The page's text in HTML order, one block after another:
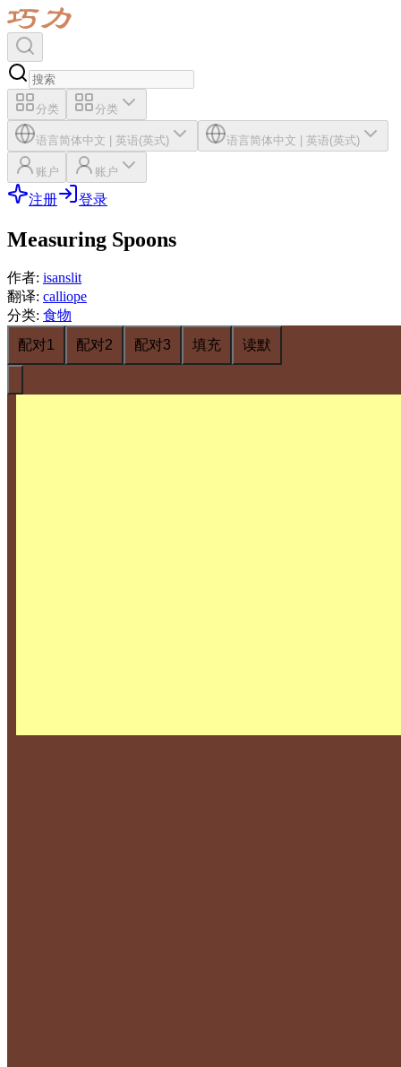
分类 分类
语言简体中文 | 英语(英式) 语言简体中文 | 英语(英式)
账户 账户
注册 登录
Measuring Spoons
作者: isanslit
翻译: calliope
分类: 食物
配对1
配对2 配对3 填充 读默